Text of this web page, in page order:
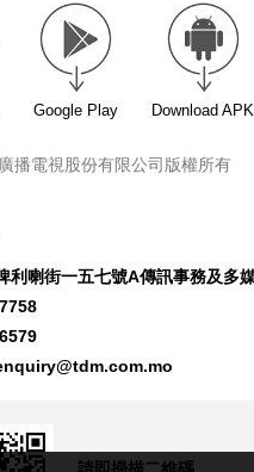
Google Play Download APK
播電視股份有限公司版權所有
利喇街一五七號A傳訊事務及多